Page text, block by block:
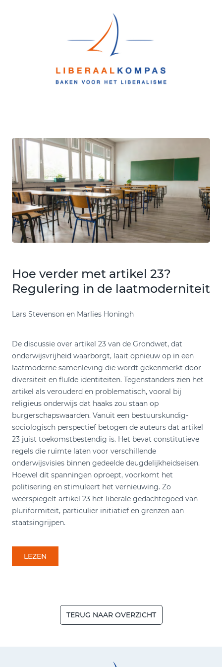
Hoe verder met artikel 23?
Regulering in de laatmoderniteit
Lars Stevenson en Marlies Honingh
De discussie over artikel 23 van de Grondwet, dat
onderwijsvrijheid waarborgt, laait opnieuw op in een
laatmoderne samenleving die wordt gekenmerkt door
diversiteit en fluïde identiteiten. Tegenstanders zien het
artikel als verouderd en problematisch, vooral bij
religieus onderwijs dat haaks zou staan op
burgerschapswaarden. Vanuit een bestuurskundig-
sociologisch perspectief betogen de auteurs dat artikel
23 juist toekomstbestendig is. Het bevat constitutieve
regels die ruimte laten voor verschillende
onderwijsvisies binnen gedeelde deugdelijkheidseisen.
Hoewel dit spanningen oproept, voorkomt het
politisering en stimuleert het vernieuwing. Zo
weerspiegelt artikel 23 het liberale gedachtegoed van
pluriformiteit, particulier initiatief en grenzen aan
staatsingrijpen.
LEZEN
TERUG NAAR OVERZICHT